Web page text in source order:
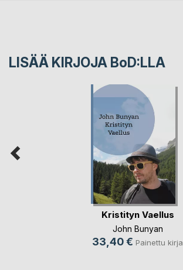
LISÄÄ KIRJOJA BoD:LLA
Kristityn Vaellus
John Bunyan
33,40 € Painettu kirja